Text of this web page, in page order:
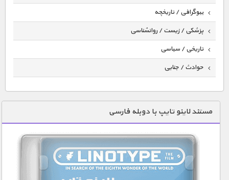
بیوگرافی / تاریخچه
پزشکی / زیست / روانشناسی
تاریخی / سیاسی
حوادث / جنایی
دنیای خوراکی ها
زمین شناسی / محیط زیست
سازه/ معماری/ مهندسی
سرگرمی
مستند لاینو تایپ با دوبله فارسی